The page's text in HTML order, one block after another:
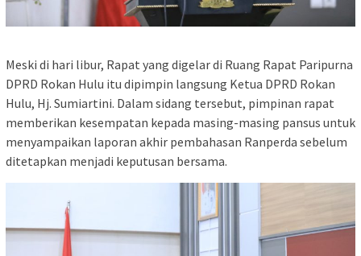
Meski di hari libur, Rapat yang digelar di Ruang Rapat Paripurna
DPRD Rokan Hulu itu dipimpin langsung Ketua DPRD Rokan
Hulu, Hj. Sumiartini. Dalam sidang tersebut, pimpinan rapat
memberikan kesempatan kepada masing-masing pansus untuk
menyampaikan laporan akhir pembahasan Ranperda sebelum
ditetapkan menjadi keputusan bersama.